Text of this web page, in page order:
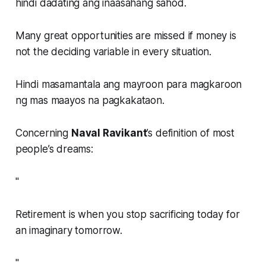
hindi dadating ang inaasahang sahod.
Many great opportunities are missed if money is
not the deciding variable in every situation.
Hindi masamantala ang mayroon para magkaroon
ng mas maayos na pagkakataon.
Concerning Naval Ravikant’s definition of most
people’s dreams:
"
Retirement is when you stop sacrificing today for
an imaginary tomorrow.
"